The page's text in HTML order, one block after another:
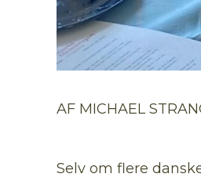
AF MICHAEL
Selv om flere